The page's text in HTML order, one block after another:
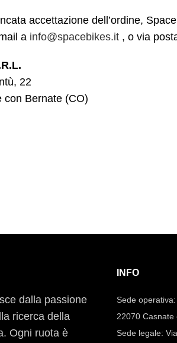
accettazione dell’ordine,
a info@spacebikes.it , o via
22
con Bernate (CO)
dalla passione
ricerca della
Ogni ruota è
INFO
Sede
22070 Casnate
Sede legale: